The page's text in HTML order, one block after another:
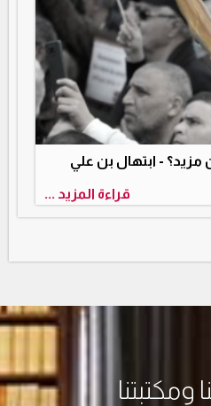
- ابتهال بن علي
قراءة المزيد ...
ومكتبتنا